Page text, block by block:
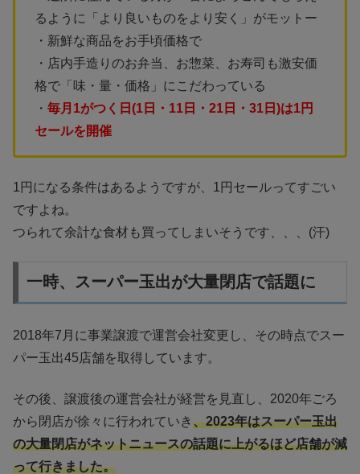
るように「より良いものをより安く」がモットー
・新鮮な商品をお手頃価格で
・店内手造りのお弁当、お惣菜、お寿司も激安価
格で「味・量・価格」にこだわっている
・ 毎月1がつく日(1日・11日・21日・31日)は1円
セールを開催
1円になる条件はあるようですが、1円セールってすごい
ですよね。
つられて余計な食材も買ってしまいそうです、、、(汗)
一時、スーパー玉出が大量閉店で話題に
2018年7月に事業譲渡で運営会社変更し、その時点でスー
パー玉出45店舗を取得しています。
その後、譲渡後の運営会社が経営を見直し、2020年ごろ
から閉店が徐々に行われていき、2023年はスーパー玉出
の大量閉店がネットニュースの話題に上がるほど店舗が減
って行きました。